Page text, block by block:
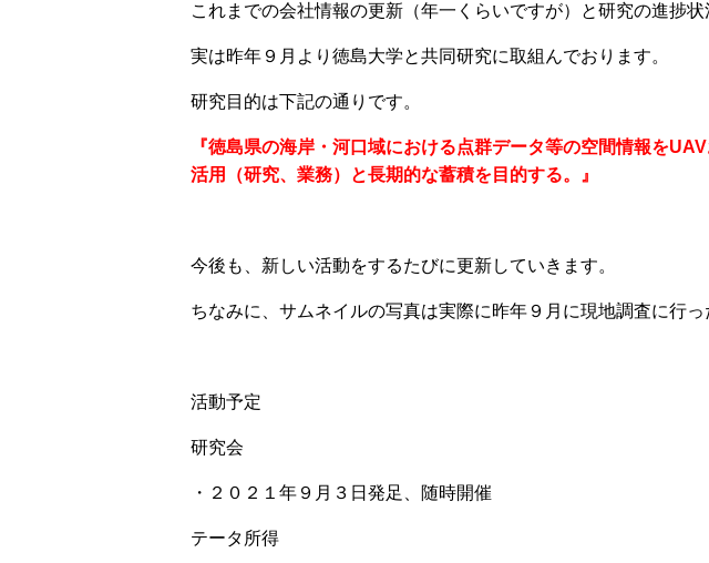
これまでの会社情報の更新（年一くらいですが）と研究の進捗
実は昨年９月より徳島大学と共同研究に取組んでおります。
研究目的は下記の通りです。
『徳島県の海岸・河口域における点群データ等の空間情報を
活用（研究、業務）と長期的な蓄積を目的する。』
今後も、新しい活動をするたびに更新していきます。
ちなみに、サムネイルの写真は実際に昨年９月に現地調査に行っ
活動予定
研究会
・２０２１年９月３日発足、随時開催
テータ所得